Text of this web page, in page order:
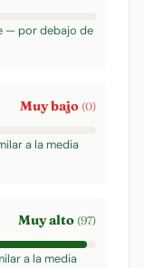
— por debajo de
Muy bajo (0)
a la media
Muy alto (97)
a la media